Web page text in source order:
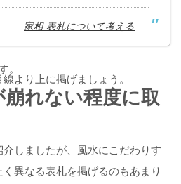
家相 表札について考える
。
より上に掲げましょう。
れない程度に取
しましたが、風水にこだわりす
異なる表札を掲げるのもあまり